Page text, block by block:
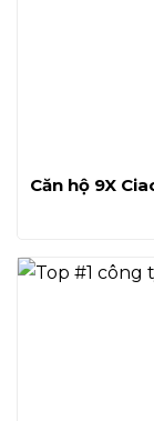
Căn hộ 9X